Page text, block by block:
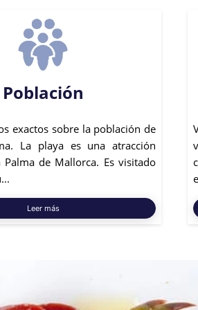
Población
exactos sobre la población de
La playa es una atracción
de Mallorca. Es visitado
Leer más